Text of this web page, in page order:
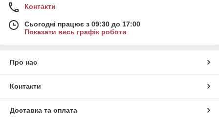
Контакти
Сьогодні працює з 09:30 до 17:00
Показати весь графік роботи
Про нас
Контакти
Доставка та оплата